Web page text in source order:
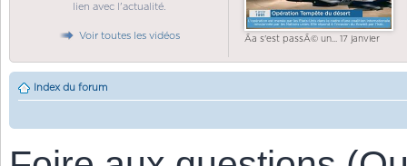
lien avec l'actualité.
Voir toutes les vidéos Ãa s'est passÃ© un... 17 janvier
Index du forum